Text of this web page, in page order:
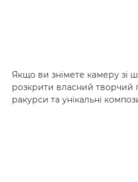
Якщо ви знімете камеру зі
розкрити власний творчий
ракурси та унікальні